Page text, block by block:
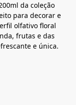
da coleção
para decorar e
olfativo floral
frutas e das
e única.